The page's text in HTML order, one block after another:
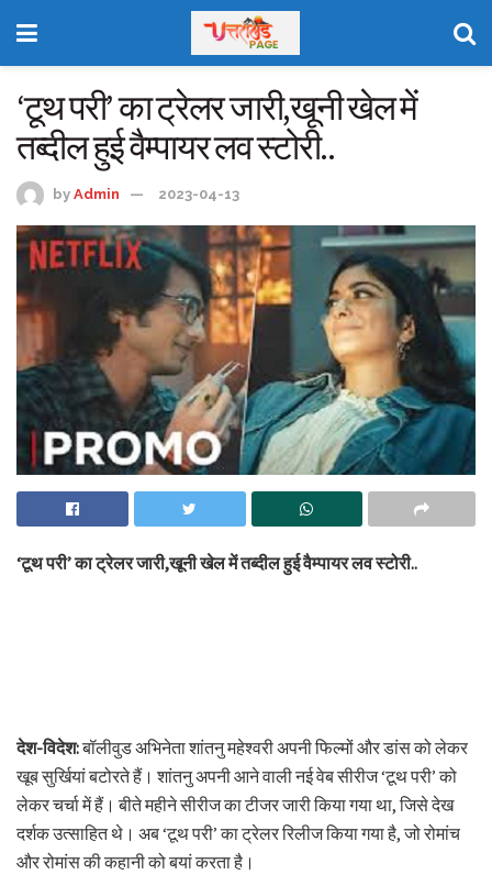
‘टूथ परी’ का ट्रेलर जारी,खूनी खेल में
तब्दील हुई वैम्पायर लव स्टोरी..
by Admin 2023-04-13
‘टूथ परी’ का ट्रेलर जारी,खूनी खेल में तब्दील हुई वैम्पायर लव स्टोरी..
देश-विदेश:बॉलीवुड अभिनेता शांतनु महेश्वरी अपनी फिल्मों और डांस को लेकर
खूब सुर्खियां बटोरते हैं। शांतनु अपनी आने वाली नई वेब सीरीज ‘टूथ परी’ को
लेकर चर्चा में हैं। बीते महीने सीरीज का टीजर जारी किया गया था, जिसे देख
दर्शक उत्साहित थे। अब ‘टूथ परी’ का ट्रेलर रिलीज किया गया है, जो रोमांच
और रोमांस की कहानी को बयां करता है।